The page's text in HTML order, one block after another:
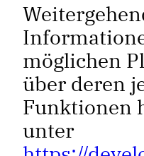
möglichen
über deren
Funktionen
unter